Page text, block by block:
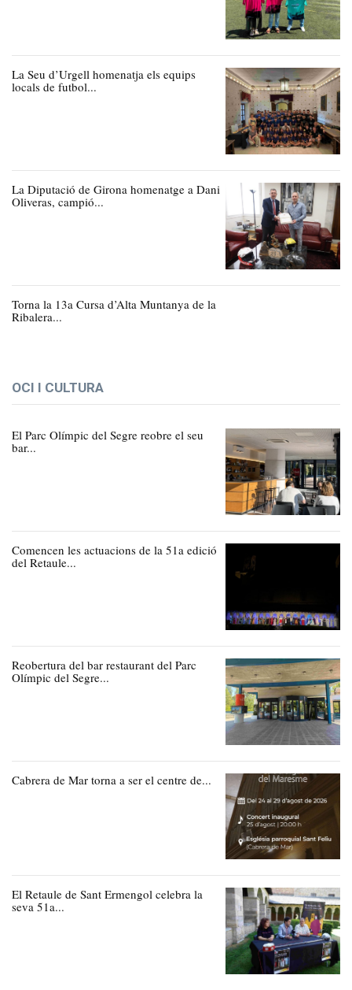
La Seu d’Urgell homenatja els equips
locals de futbol...
La Diputació de Girona homenatge a Dani
Oliveras, campió...
Torna la 13a Cursa d’Alta Muntanya de la
Ribalera...
OCI I CULTURA
El Parc Olímpic del Segre reobre el seu
bar...
Comencen les actuacions de la 51a edició
del Retaule...
Reobertura del bar restaurant del Parc
Olímpic del Segre...
Cabrera de Mar torna a ser el centre de...
El Retaule de Sant Ermengol celebra la
seva 51a...